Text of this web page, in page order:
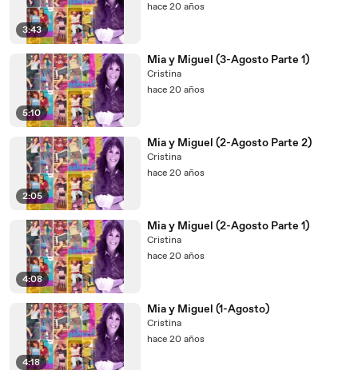
3:43
hace 20 años
5:10
Mia y Miguel (3-Agosto Parte 1)
Cristina
hace 20 años
2:05
Mia y Miguel (2-Agosto Parte 2)
Cristina
hace 20 años
4:08
Mia y Miguel (2-Agosto Parte 1)
Cristina
hace 20 años
4:18
Mia y Miguel (1-Agosto)
Cristina
hace 20 años